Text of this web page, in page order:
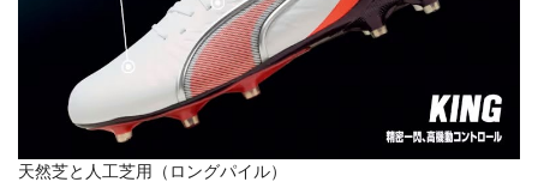
天然芝と人工芝用（ロングパイル）